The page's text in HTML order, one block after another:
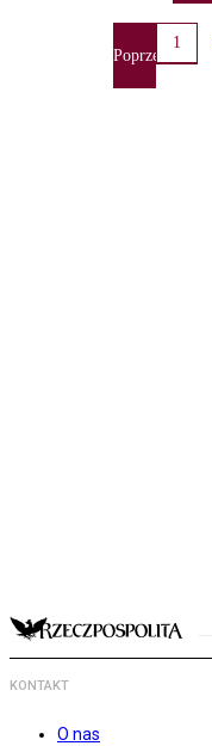
Poprzednia
1
KONTAKT
O nas